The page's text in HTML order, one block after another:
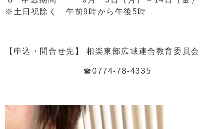
※土日祝除く 午前9時から午後5時
【申込・問合せ先】 相楽東部広域連合教育委員会
☎0774-78-4335